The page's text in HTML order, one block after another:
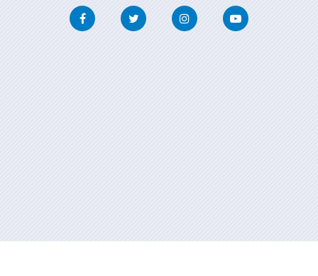
FacebookTwitter InstagramYoutube